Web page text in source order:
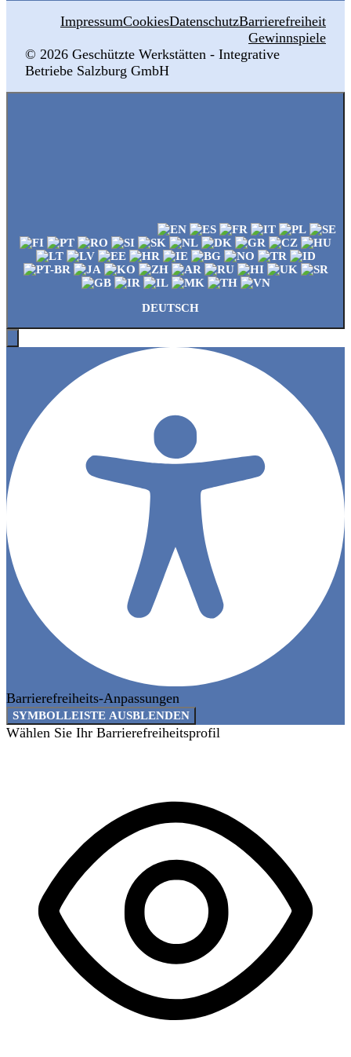
© 2026 ‍Geschützte Werkstätten - Integrative
Betriebe Salzburg GmbH
ImpressumCookiesDatenschutzBarrierefreiheit
Gewinnspiele
DEUTSCH
Barrierefreiheits-Anpassungen
SYMBOLLEISTE AUSBLENDEN
Wählen Sie Ihr Barrierefreiheitsprofil